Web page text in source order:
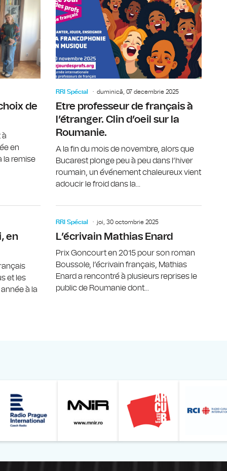
la pauvreté en Roumanie
Marché de Noël franco-roumain à Bucarest
de
à
en
la remise
Le Prix
RRI Spécial duminică, 07 decembrie 2025
Etre professeur de français à
l’étranger. Clin d’oeil sur la
Roumanie.
A la fin du mois de novembre, alors que
Bucarest plonge peu à peu dans l’hiver
roumain, un événement chaleureux vient
adoucir le froid dans la...
en
et les
à la
RRI Spécial joi, 30 octombrie 2025
L’écrivain Mathias Enard
Prix Goncourt en 2015 pour son roman
Boussole, l’écrivain français, Mathias
Enard a rencontré à plusieurs reprises le
public de Roumanie dont...